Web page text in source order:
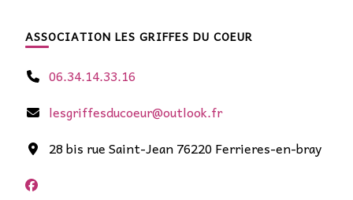
ASSOCIATION LES GRIFFES DU COEUR
06.34.14.33.16
lesgriffesducoeur@outlook.fr
28 bis rue Saint-Jean 76220 Ferrieres-en-bray